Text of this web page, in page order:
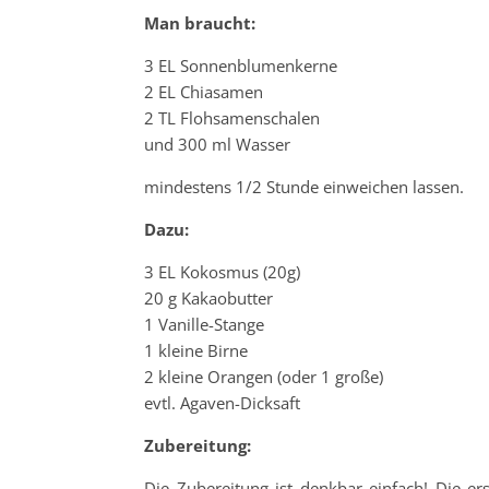
Man braucht:
3 EL Sonnenblumenkerne
2 EL Chiasamen
2 TL Flohsamenschalen
und 300 ml Wasser
mindestens 1/2 Stunde einweichen lassen.
Dazu:
3 EL Kokosmus (20g)
20 g Kakaobutter
1 Vanille-Stange
1 kleine Birne
2 kleine Orangen (oder 1 große)
evtl. Agaven-Dicksaft
Zubereitung: